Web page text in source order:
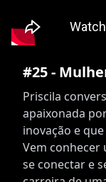
#25 -
Priscila
apaixonada
inovação e
Vem conhecer
se conectar e